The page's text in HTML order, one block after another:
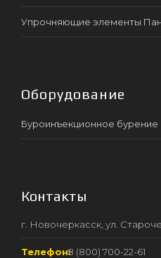
Упрочняющие элементы
Оборудование
Буроинъекционное бурение
Контакты
г. Новочеркасск, ул.
Телефон:8 (800) 700-22-61